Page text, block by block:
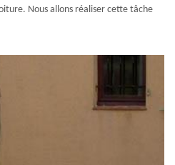
Nous allons réaliser cette tâche